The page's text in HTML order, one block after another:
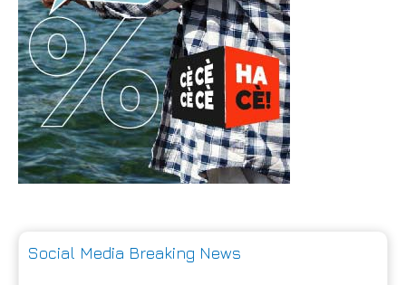
Social Media Breaking News